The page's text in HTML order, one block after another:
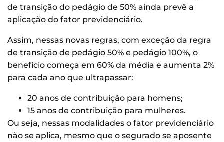
de transição do pedágio de 50% ainda prevê a
aplicação do fator previdenciário.
Assim, nessas novas regras, com exceção da regra
de transição de pedágio 50% e pedágio 100%, o
benefício começa em 60% da média e aumenta 2%
para cada ano que ultrapassar:
20 anos de contribuição para homens;
15 anos de contribuição para mulheres.
Ou seja, nessas modalidades o fator previdenciário
não se aplica, mesmo que o segurado se aposente